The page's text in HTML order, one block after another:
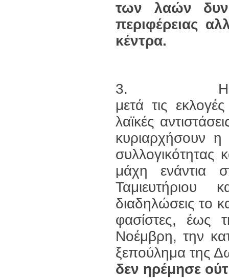
των λαών
περιφέρειας
κέντρα.
3. Η
μετά τις
λαϊκές
κυριαρχήσουν η
συλλογικότητας
μάχη ενάντια
Ταμιευτήριου
διαδηλώσεις το
φασίστες, έως
Νοέμβρη, την
ξεπούλημα της
δεν ηρέμησε